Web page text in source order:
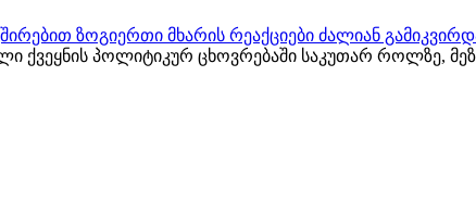
ზოგიერთი მხარის რეაქციები ძალიან
ქვეყნის პოლიტიკურ ცხოვრებაში საკუთარ როლზე,